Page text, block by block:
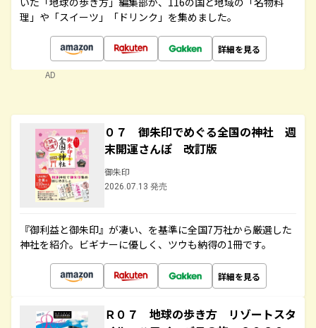
理」や「スイーツ」「ドリンク」を集めました。
詳細を見る
AD
０７ 御朱印でめぐる全国の神社 週
末開運さんぽ 改訂版
御朱印
2026.07.13 発売
『御利益と御朱印』が凄い、を基準に全国7万社から厳選した
神社を紹介。ビギナーに優しく、ツウも納得の1冊です。
詳細を見る
Ｒ０７ 地球の歩き方 リゾートスタ